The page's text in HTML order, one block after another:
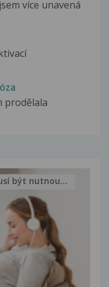
více unavená
prodělala
být nutnou...